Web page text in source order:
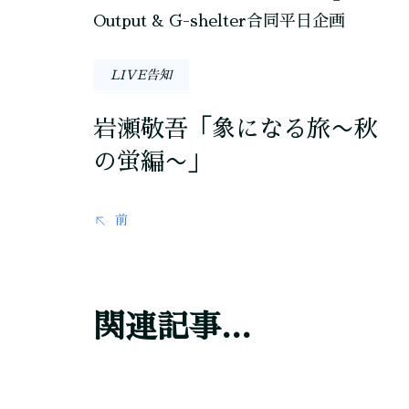
稿
ナ
ビ
ゲ
ン
LIVE告知
岩瀬敬吾「象になる旅〜秋
の蛍編〜」
前
関連記事...